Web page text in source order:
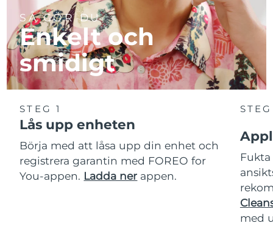
SÅ GÖR DU
Enkelt och
smidigt
STEG 1
Lås upp enheten
Börja med att låsa upp din enhet och
registrera garantin med FOREO for
You-appen. Ladda ner appen.
med